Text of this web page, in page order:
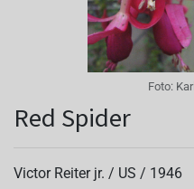
Foto:
Red Spider
Victor Reiter jr. / US / 1946